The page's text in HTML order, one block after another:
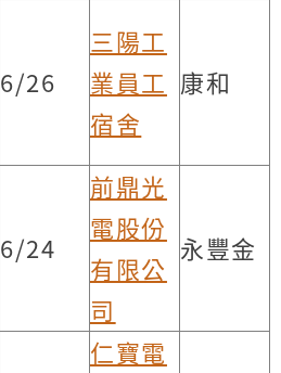
6/26
三陽工
業員工
宿舍
康和
6/24
前鼎光
電股份
有限公
司
永豐金
仁寶電